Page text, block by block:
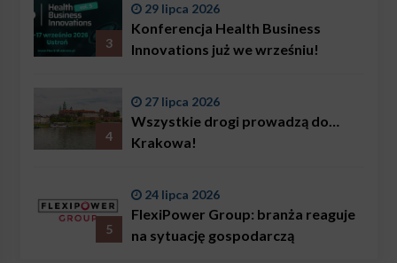
3
29 lipca 2026
Konferencja Health Business
Innovations już we wrześniu!
4
27 lipca 2026
Wszystkie drogi prowadzą do…
Krakowa!
5
24 lipca 2026
FlexiPower Group: branża reaguje
na sytuację gospodarczą